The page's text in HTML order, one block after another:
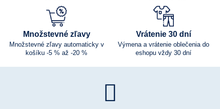
Množstevné zľavy
Množstevné zľavy automaticky v
košíku -5 % až -20 %
Vrátenie 30 dní
Výmena a vrátenie oblečenia do
eshopu vždy 30 dní